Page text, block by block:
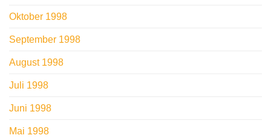
Oktober 1998
September 1998
August 1998
Juli 1998
Juni 1998
Mai 1998